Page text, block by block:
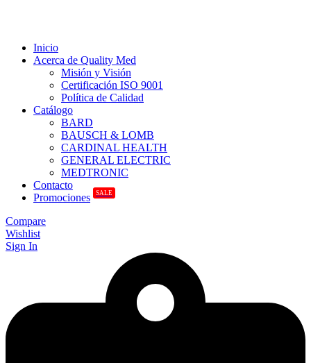
Inicio
Acerca de Quality Med
Misión y Visión
Certificación ISO 9001
Política de Calidad
Catálogo
BARD
BAUSCH & LOMB
CARDINAL HEALTH
GENERAL ELECTRIC
MEDTRONIC
Contacto
Promociones
SALE
Compare
Wishlist
Sign In